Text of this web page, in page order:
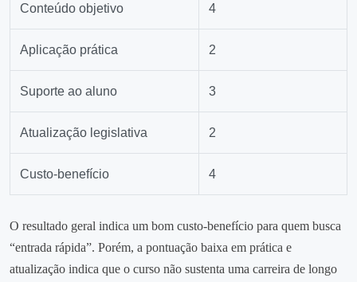
Conteúdo objetivo 4
Aplicação prática 2
Suporte ao aluno 3
Atualização legislativa 2
Custo‑benefício 4
O resultado geral indica um bom custo‑benefício para quem busca
“entrada rápida”. Porém, a pontuação baixa em prática e
atualização indica que o curso não sustenta uma carreira de longo